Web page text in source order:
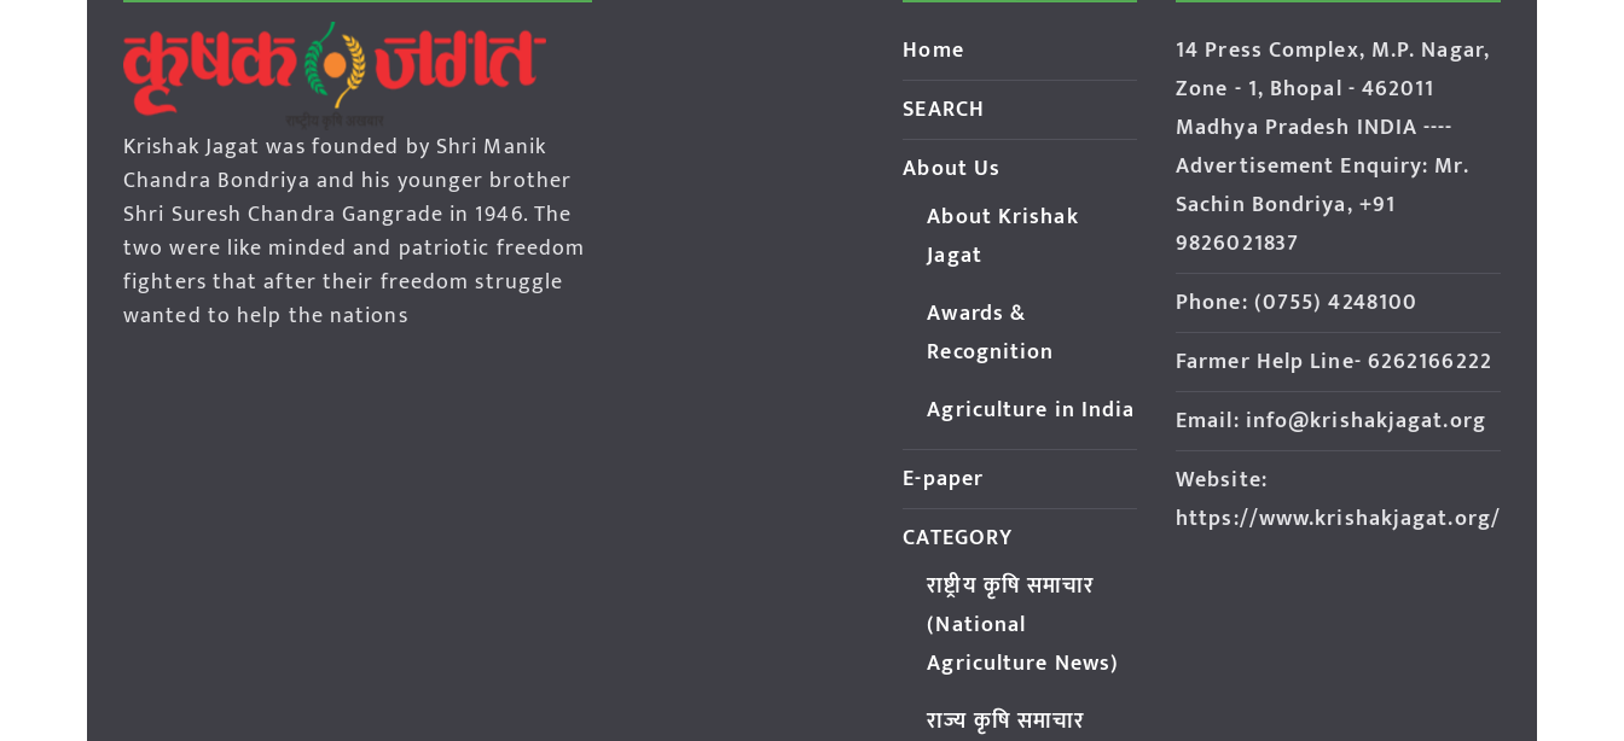
Krishak Jagat was founded by Shri Manik
Chandra Bondriya and his younger brother
Shri Suresh Chandra Gangrade in 1946. The
two were like minded and patriotic freedom
fighters that after their freedom struggle
wanted to help the nations
Home
SEARCH
About Us
About Krishak
Jagat
Awards &
Recognition
Agriculture in India
E-paper
CATEGORY
राष्ट्रीय कृषि समाचार
(National
Agriculture News)
राज्य कृषि समाचार
14 Press Complex, M.P. Nagar,
Zone - 1, Bhopal - 462011
Madhya Pradesh INDIA ----
Advertisement Enquiry: Mr.
Sachin Bondriya, +91
9826021837
Phone: (0755) 4248100
Farmer Help Line- 6262166222
Email: info@krishakjagat.org
Website:
https://www.krishakjagat.org/